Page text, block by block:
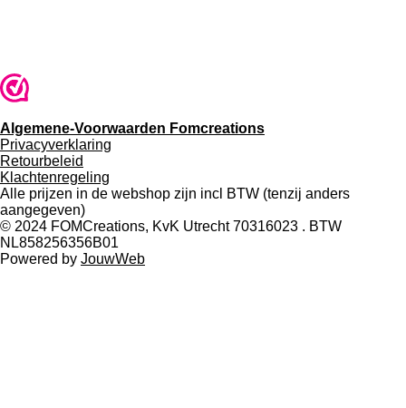
Algemene-Voorwaarden Fomcreations
Privacyverklaring
Retourbeleid
Klachtenregeling
Alle prijzen in de webshop zijn incl BTW (tenzij anders
aangegeven)
© 2024 FOMCreations, KvK Utrecht 70316023 . BTW
NL858256356B01
Powered by JouwWeb